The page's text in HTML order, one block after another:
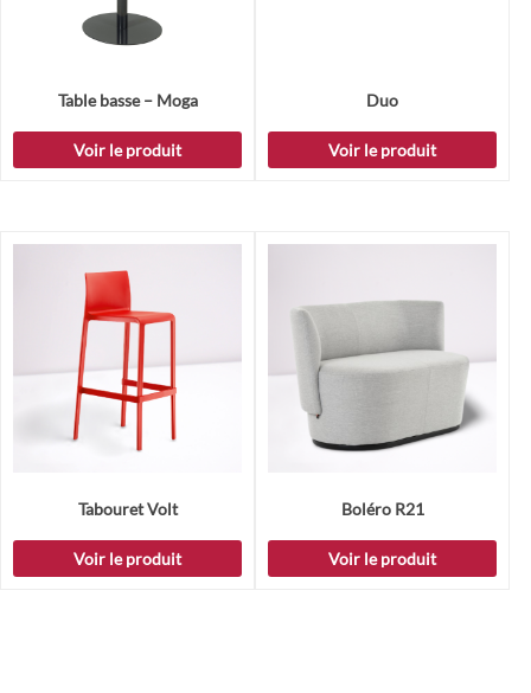
Table basse – Moga
Voir le produit
Duo
Voir le produit
Tabouret Volt
Voir le produit
Boléro R21
Voir le produit